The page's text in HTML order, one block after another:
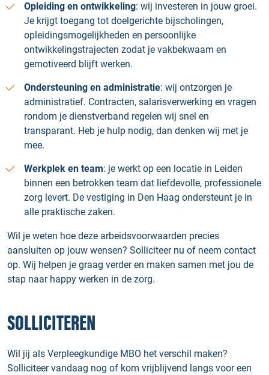
Opleiding en ontwikkeling: wij investeren in jouw groei.
Je krijgt toegang tot doelgerichte bijscholingen,
opleidingsmogelijkheden en persoonlijke
ontwikkelingstrajecten zodat je vakbekwaam en
gemotiveerd blijft werken.
Ondersteuning en administratie: wij ontzorgen je
administratief. Contracten, salarisverwerking en vragen
rondom je dienstverband regelen wij snel en
transparant. Heb je hulp nodig, dan denken wij met je
mee.
Werkplek en team: je werkt op een locatie in Leiden
binnen een betrokken team dat liefdevolle, professionele
zorg levert. De vestiging in Den Haag ondersteunt je in
alle praktische zaken.
Wil je weten hoe deze arbeidsvoorwaarden precies
aansluiten op jouw wensen? Solliciteer nu of neem contact
op. Wij helpen je graag verder en maken samen met jou de
stap naar happy werken in de zorg.
SOLLICITEREN
Wil jij als Verpleegkundige MBO het verschil maken?
Solliciteer vandaag nog of kom vrijblijvend langs voor een